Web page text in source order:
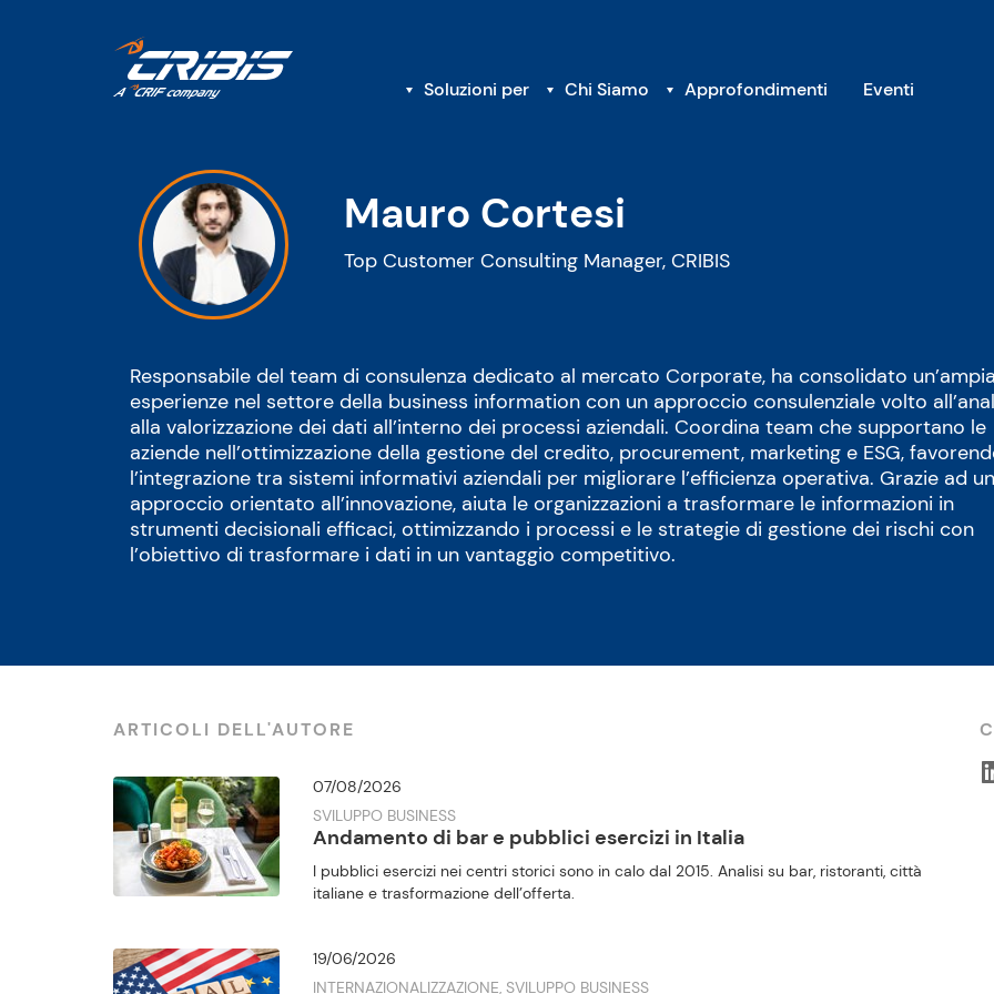
Soluzioni per Chi Siamo Approfondimenti Eventi
Mauro Cortesi
Top Customer Consulting Manager, CRIBIS
Responsabile del team di consulenza dedicato al mercato Corporate, ha consolidato un’ampia
esperienze nel settore della business information con un approccio consulenziale volto
alla valorizzazione dei dati all’interno dei processi aziendali. Coordina team che supportano le
aziende nell’ottimizzazione della gestione del credito, procurement, marketing e ESG,
l’integrazione tra sistemi informativi aziendali per migliorare l’efficienza operativa. Grazie ad un
approccio orientato all’innovazione, aiuta le organizzazioni a trasformare le informazioni in
strumenti decisionali efficaci, ottimizzando i processi e le strategie di gestione dei rischi con
l’obiettivo di trasformare i dati in un vantaggio competitivo.
ARTICOLI DELL'AUTORE
07/08/2026
SVILUPPO BUSINESS
Andamento di bar e pubblici esercizi in Italia
I pubblici esercizi nei centri storici sono in calo dal 2015. Analisi su bar, ristoranti, città
italiane e trasformazione dell’offerta.
19/06/2026
INTERNAZIONALIZZAZIONE, SVILUPPO BUSINESS